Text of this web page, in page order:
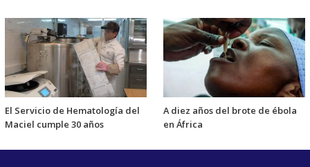
El Servicio de Hematología del
Maciel cumple 30 años
A diez años del brote de ébola
en África